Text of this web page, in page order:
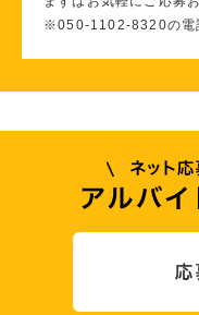
※050-1102-8320の電